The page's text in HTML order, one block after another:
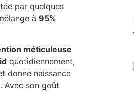
par quelques
à 95%
méticuleuse
quotidiennement,
donne naissance
. Avec son goût